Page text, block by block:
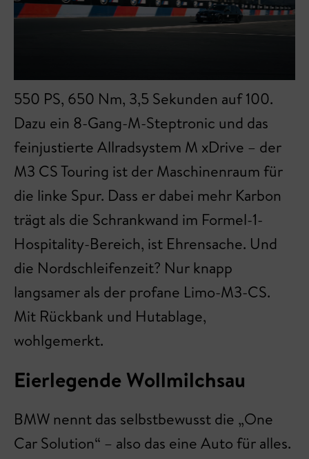
550 PS, 650 Nm, 3,5 Sekunden auf 100.
Dazu ein 8-Gang-M-Steptronic und das
feinjustierte Allradsystem M xDrive – der
M3 CS Touring ist der Maschinenraum für
die linke Spur. Dass er dabei mehr Karbon
trägt als die Schrankwand im Formel-1-
Hospitality-Bereich, ist Ehrensache. Und
die Nordschleifenzeit? Nur knapp
langsamer als der profane Limo-M3-CS.
Mit Rückbank und Hutablage,
wohlgemerkt.
Eierlegende Wollmilchsau
BMW nennt das selbstbewusst die „One
Car Solution“ – also das eine Auto für alles.